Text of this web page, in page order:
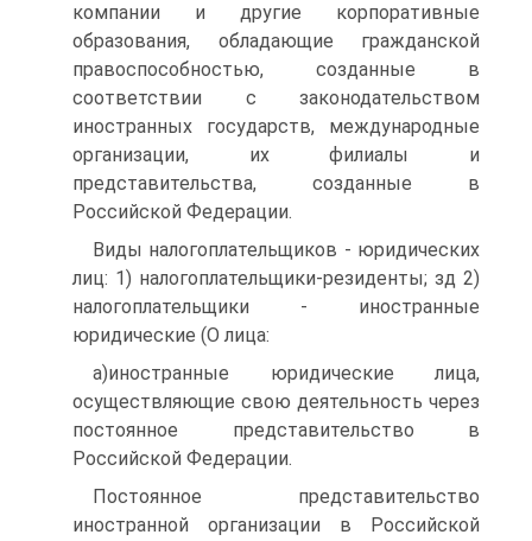
компании и другие корпоративные
образования, обладающие гражданской
правоспособностью, созданные в
соответствии с законодательством
иностранных государств, международные
организации, их филиалы и
представительства, созданные в
Российской Федерации.
Виды налогоплательщиков - юридических
лиц: 1) налогоплательщики-резиденты; зд 2)
налогоплательщики - иностранные
юридические (О лица:
а)иностранные юридические лица,
осуществляющие свою деятельность через
постоянное представительство в
Российской Федерации.
Постоянное представительство
иностранной организации в Российской